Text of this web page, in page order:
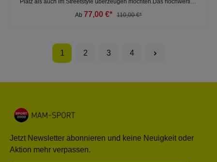
Platz als auch im Streetstyle überzeugen möchten.Das hochwertige
bietet dir eine erstklassige Passform und ein komfortables
Qualität - klassisches Design - hervorragende Griffigkeit - leicht -
optimale Dämpfung Weitere Herren Fußballschuhe unter: Herren-
Ab 77,00 €* 110,00 €*
1 2 3 4
Jetzt Newsletter abonnieren und keine Neuigkeit oder
Aktion mehr verpassen.